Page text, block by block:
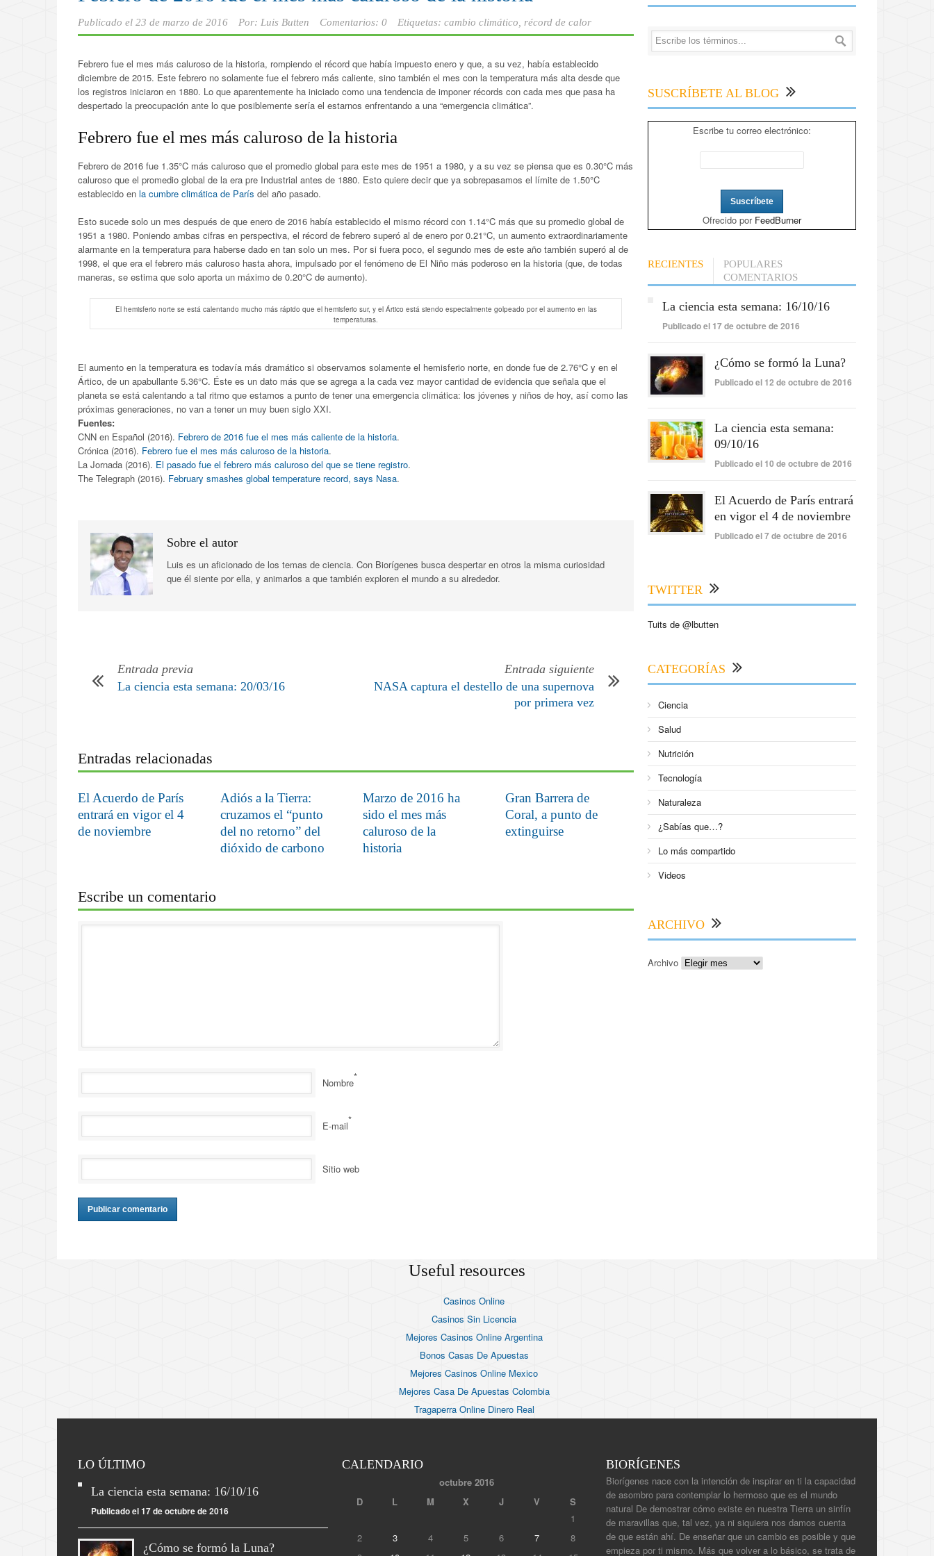
Publicado el 23 de marzo de 2016 Por: Luis Butten Comentarios: 0 Etiquetas: cambio climático, récord de calor
Febrero fue el mes más caluroso de la historia, rompiendo el récord que había impuesto enero y que, a su vez, había establecido
diciembre de 2015. Este febrero no solamente fue el febrero más caliente, sino también el mes con la temperatura más alta desde que
los registros iniciaron en 1880. Lo que aparentemente ha iniciado como una tendencia de imponer récords con cada mes que pasa ha
despertado la preocupación ante lo que posiblemente sería el estarnos enfrentando a una “emergencia climática”.
Febrero fue el mes más caluroso de la historia
Febrero de 2016 fue 1.35°C más caluroso que el promedio global para este mes de 1951 a 1980, y a su vez se piensa que es 0.30°C más
caluroso que el promedio global de la era pre Industrial antes de 1880. Esto quiere decir que ya sobrepasamos el límite de 1.50°C
establecido en la cumbre climática de París del año pasado.
Esto sucede solo un mes después de que enero de 2016 había establecido el mismo récord con 1.14°C más que su promedio global de
1951 a 1980. Poniendo ambas cifras en perspectiva, el récord de febrero superó al de enero por 0.21°C, un aumento extraordinariamente
alarmante en la temperatura para haberse dado en tan solo un mes. Por si fuera poco, el segundo mes de este año también superó al de
1998, el que era el febrero más caluroso hasta ahora, impulsado por el fenómeno de El Niño más poderoso en la historia (que, de todas
maneras, se estima que solo aporta un máximo de 0.20°C de aumento).
El hemisferio norte se está calentando mucho más rápido que el hemisferio sur, y el Ártico está siendo especialmente golpeado por el aumento en las
temperaturas.
El aumento en la temperatura es todavía más dramático si observamos solamente el hemisferio norte, en donde fue de 2.76°C y en el
Ártico, de un apabullante 5.36°C. Éste es un dato más que se agrega a la cada vez mayor cantidad de evidencia que señala que el
planeta se está calentando a tal ritmo que estamos a punto de tener una emergencia climática: los jóvenes y niños de hoy, así como las
próximas generaciones, no van a tener un muy buen siglo XXI.
Fuentes:
CNN en Español (2016). Febrero de 2016 fue el mes más caliente de la historia.
Crónica (2016). Febrero fue el mes más caluroso de la historia.
La Jornada (2016). El pasado fue el febrero más caluroso del que se tiene registro.
The Telegraph (2016). February smashes global temperature record, says Nasa.
Sobre el autor
Luis es un aficionado de los temas de ciencia. Con Biorígenes busca despertar en otros la misma curiosidad
que él siente por ella, y animarlos a que también exploren el mundo a su alrededor.
Entrada previa
La ciencia esta semana: 20/03/16
Entrada siguiente
NASA captura el destello de una supernova
por primera vez
Entradas relacionadas
El Acuerdo de París
entrará en vigor el 4
de noviembre
Adiós a la Tierra:
cruzamos el “punto
del no retorno” del
dióxido de carbono
Marzo de 2016 ha
sido el mes más
caluroso de la
historia
Gran Barrera de
Coral, a punto de
extinguirse
Escribe un comentario
Nombre*
E-mail*
Sitio web
SUSCRÍBETE AL BLOG
Escribe tu correo electrónico:
Ofrecido por FeedBurner
RECIENTES
POPULARES
COMENTARIOS
La ciencia esta semana: 16/10/16
Publicado el 17 de octubre de 2016
¿Cómo se formó la Luna?
Publicado el 12 de octubre de 2016
La ciencia esta semana:
09/10/16
Publicado el 10 de octubre de 2016
El Acuerdo de París entrará
en vigor el 4 de noviembre
Publicado el 7 de octubre de 2016
TWITTER
Tuits de @lbutten
CATEGORÍAS
Ciencia
Salud
Nutrición
Tecnología
Naturaleza
¿Sabías que…?
Lo más compartido
Videos
ARCHIVO
Archivo
Useful resources
Casinos Online
Casinos Sin Licencia
Mejores Casinos Online Argentina
Bonos Casas De Apuestas
Mejores Casinos Online Mexico
Mejores Casa De Apuestas Colombia
Tragaperra Online Dinero Real
LO ÚLTIMO
La ciencia esta semana: 16/10/16
Publicado el 17 de octubre de 2016
¿Cómo se formó la Luna?
CALENDARIO
octubre 2016
D
L M X J V
S
1
2
3 4 5 6 7
8
BIORÍGENES
Biorígenes nace con la intención de inspirar en ti la capacidad
de asombro para contemplar lo hermoso que es el mundo
natural De demostrar cómo existe en nuestra Tierra un sinfín
de maravillas que, tal vez, ya ni siquiera nos damos cuenta
de que están ahí. De enseñar que un cambio es posible y que
empieza por ti mismo. Más que volver a lo básico, se trata de